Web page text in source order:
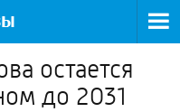
остается
до 2031